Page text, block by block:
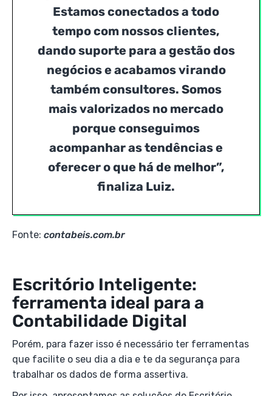
Estamos conectados a todo
tempo com nossos clientes,
dando suporte para a gestão dos
negócios e acabamos virando
também consultores. Somos
mais valorizados no mercado
porque conseguimos
acompanhar as tendências e
oferecer o que há de melhor”,
finaliza Luiz.
Fonte: contabeis.com.br
Escritório Inteligente:
ferramenta ideal para a
Contabilidade Digital
Porém, para fazer isso é necessário ter ferramentas
que facilite o seu dia a dia e te da segurança para
trabalhar os dados de forma assertiva.